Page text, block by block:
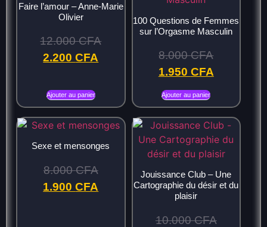
Faire l’amour – Anne-Marie
Olivier
12.000CFA
2.200CFA
Ajouter au panier
100 Questions de Femmes
sur l’Orgasme Masculin
8.000CFA
1.950 CFA
Ajouter au panier
Sexe et mensonges
8.000CFA
1.900CFA
Jouissance Club – Une
Cartographie du désir et du
plaisir
10.000CFA